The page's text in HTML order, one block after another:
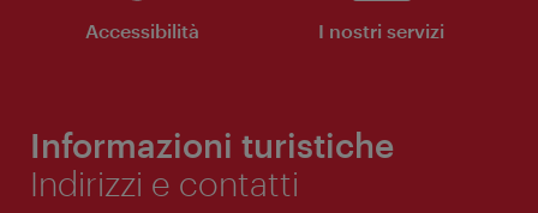
Accessibilità I nostri servizi
Informazioni turistiche
Indirizzi e contatti